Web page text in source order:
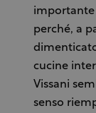
importante
perché, a
cucine
Vissani
senso